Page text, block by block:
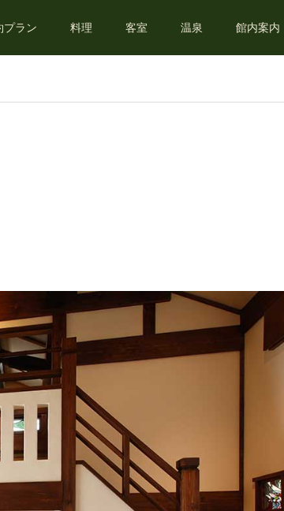
プラン 料理 客室 温泉 館内案内